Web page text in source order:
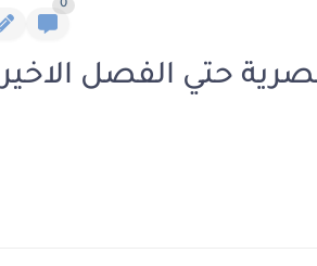
0
حتي الفصل الاخير